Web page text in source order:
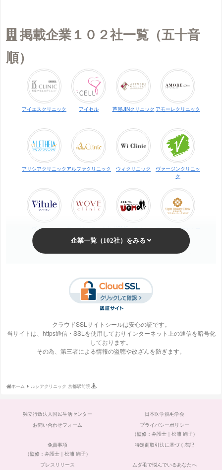
掲載企業１０２社一覧（五十音
順）
アイエスクリニック アイセル 芦屋JINクリニック アモーレクリニック
アリシアクリニック アルファクリニック ウィクリニック
ヴァージンクリニッ
ク
ヴィトゥレ
ウォブクリニック中
目黒
UOMO（ウオモ） エイトビューティー
クリニック
エステ・タイム エステティックTBC
S-Labo（エスラ
ボ）
エピレ エミナルクリニック エルクリニック
ック
ガーデンクリニックカルミア美肌クリニ 川崎中央クリニック京都ビューティーク
クラウドSSLサイトシールは安心の証です。
当サイトは、https通信・SSLを使用しておりインターネット上の通信を暗号化
しております。
その為、第三者による情報の盗聴や改ざんを防ぎます。
ホーム ルシアクリニック 京都駅前院
独立行政法人国民生活センター
日本医学脱毛学会
お問い合わせフォーム
プライバシーポリシー
（監修：弁護士｜松浦 絢子）
免責事項
（監修：弁護士｜松浦 絢子）
特定商取引法に基づく表記
プレスリリース ムダ毛で悩んでいるあなたへ